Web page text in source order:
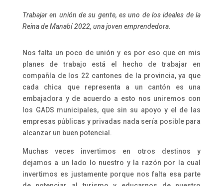
Trabajar en unión de su gente, es uno de los ideales de la
Reina de Manabí 2022, una joven emprendedora.
Nos falta un poco de unión y es por eso que en mis
planes de trabajo está el hecho de trabajar en
compañía de los 22 cantones de la provincia, ya que
cada chica que representa a un cantón es una
embajadora y de acuerdo a esto nos uniremos con
los GADS municipales, que sin su apoyo y el de las
empresas públicas y privadas nada sería posible para
alcanzar un buen potencial.
Muchas veces invertimos en otros destinos y
dejamos a un lado lo nuestro y la razón por la cual
invertimos es justamente porque nos falta esa parte